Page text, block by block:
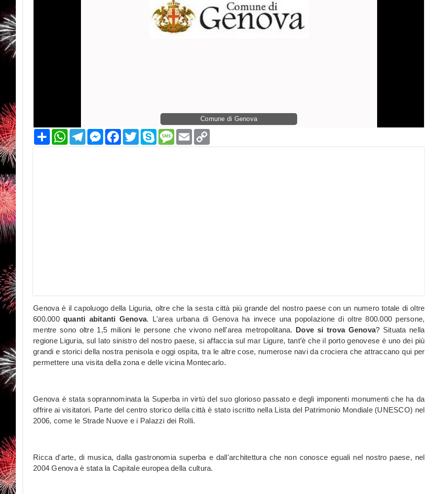
Comune di Genova
CondividiWhatsAppTelegramMessenger
Facebook
TwitterSkypeMessage
Email
Genova è il capoluogo della Liguria, oltre che la sesta città più grande del nostro paese con un numero totale di oltre
600.000 quanti abitanti Genova. L'area urbana di Genova ha invece una popolazione di oltre 800.000 persone,
mentre sono oltre 1,5 milioni le persone che vivono nell'area metropolitana. Dove si trova Genova? Situata nella
regione Liguria, sul lato sinistro del nostro paese, si affaccia sul mar Ligure, tant’è che il porto genovese è uno dei più
grandi e storici della nostra penisola e oggi ospita, tra le altre cose, numerose navi da crociera che attraccano qui per
permettere una visita della zona e delle vicina Montecarlo.
Genova è stata soprannominata la Superba in virtù del suo glorioso passato e degli imponenti monumenti che ha da
offrire ai visitatori. Parte del centro storico della città è stato iscritto nella Lista del Patrimonio Mondiale (UNESCO) nel
2006, come le Strade Nuove e i Palazzi dei Rolli.
Ricca d'arte, di musica, dalla gastronomia superba e dall'architettura che non conosce eguali nel nostro paese, nel
2004 Genova è stata la Capitale europea della cultura.